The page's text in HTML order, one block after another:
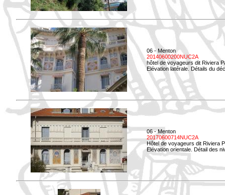
06 - Menton
20140600200NUC2A
hôtel de voyageurs dit Riviera
Elévation latérale. Détails du
06 - Menton
20170600714NUC2A
Hôtel de voyageurs dit Riviera
Elévation orientale. Détail des